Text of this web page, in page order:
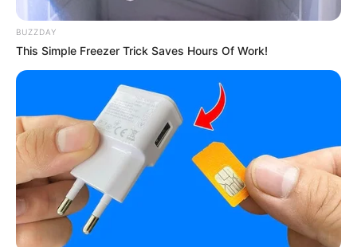
BUZZDAY
This Simple Freezer Trick Saves Hours Of Work!